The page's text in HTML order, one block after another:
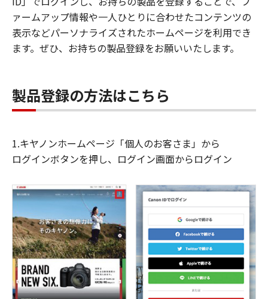
ァームアップ情報や一人ひとりに合わせたコンテンツの
表示などパーソナライズされたホームページを利用でき
ます。ぜひ、お持ちの製品登録をお願いいたします。
製品登録の方法はこちら
1.キヤノンホームページ「個人のお客さま」から
ログインボタンを押し、ログイン画面からログイン